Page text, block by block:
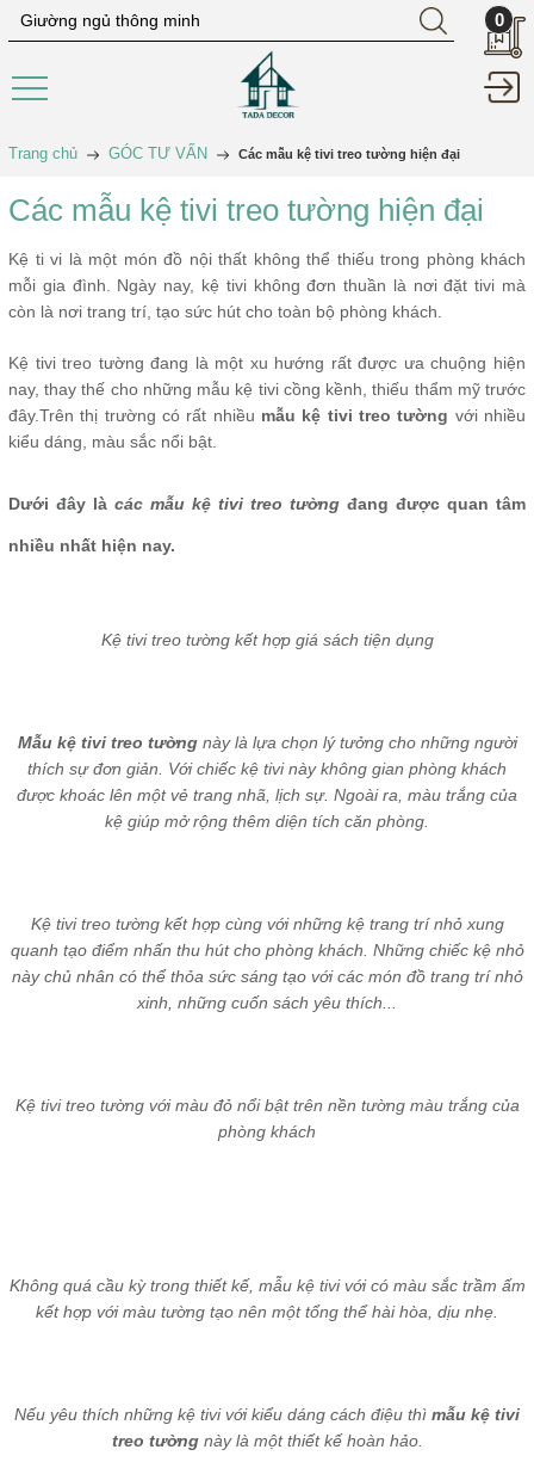
0
Trang chủ GÓC TƯ VẤN Các mẫu kệ tivi treo tường hiện đại
Các mẫu kệ tivi treo tường hiện đại
Kệ ti vi là một món đồ nội thất không thể thiếu trong phòng khách
mỗi gia đình. Ngày nay, kệ tivi không đơn thuần là nơi đặt tivi mà
còn là nơi trang trí, tạo sức hút cho toàn bộ phòng khách.
Kệ tivi treo tường đang là một xu hướng rất được ưa chuộng hiện
nay, thay thế cho những mẫu kệ tivi cồng kềnh, thiếu thẩm mỹ trước
đây.Trên thị trường có rất nhiều mẫu kệ tivi treo tường với nhiều
kiểu dáng, màu sắc nổi bật.
Dưới đây là các mẫu kệ tivi treo tường đang được quan tâm
nhiều nhất hiện nay.
Kệ tivi treo tường kết hợp giá sách tiện dụng
Mẫu kệ tivi treo tườngnày là lựa chọn lý tưởng cho những người
thích sự đơn giản. Với chiếc kệ tivi này không gian phòng khách
được khoác lên một vẻ trang nhã, lịch sự. Ngoài ra, màu trắng của
kệ giúp mở rộng thêm diện tích căn phòng.
Kệ tivi treo tường kết hợp cùng với những kệ trang trí nhỏ xung
quanh tạo điểm nhấn thu hút cho phòng khách. Những chiếc kệ nhỏ
này chủ nhân có thể thỏa sức sáng tạo với các món đồ trang trí nhỏ
xinh, những cuốn sách yêu thích...
Kệ tivi treo tường với màu đỏ nổi bật trên nền tường màu trắng của
phòng khách
Không quá cầu kỳ trong thiết kế, mẫu kệ tivi với có màu sắc trầm ấm
kết hợp với màu tường tạo nên một tổng thể hài hòa, dịu nhẹ.
Nếu yêu thích những kệ tivi với kiểu dáng cách điệu thì mẫu kệ tivi
treo tườngnày là một thiết kế hoàn hảo.